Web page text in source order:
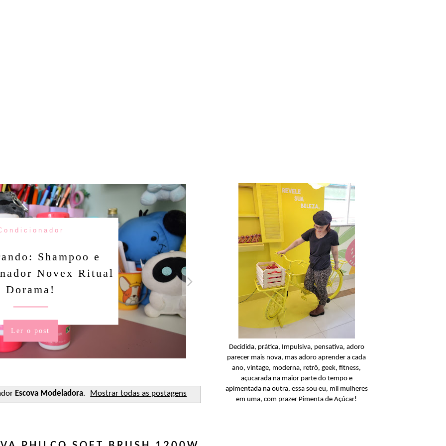
Shampoo e
Novex Ritual
Dorama!
Ler o post
Candy Colors
Look Of The Day: Um
conjunto amarelinho!
Escova Modeladora. Mostrar todas as postagens
Decidida, prática, Impulsiva, pensativa, adoro
parecer mais nova, mas adoro aprender a cada
ano, vintage, moderna, retrô, geek, fitness,
açucarada na maior parte do tempo e
apimentada na outra, essa sou eu, mil mulheres
em uma, com prazer Pimenta de Açúcar!